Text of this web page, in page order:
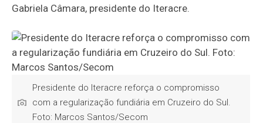
Gabriela Câmara, presidente do Iteracre.
Presidente do Iteracre reforça o compromisso
com a regularização fundiária em Cruzeiro do Sul.
Foto: Marcos Santos/Secom